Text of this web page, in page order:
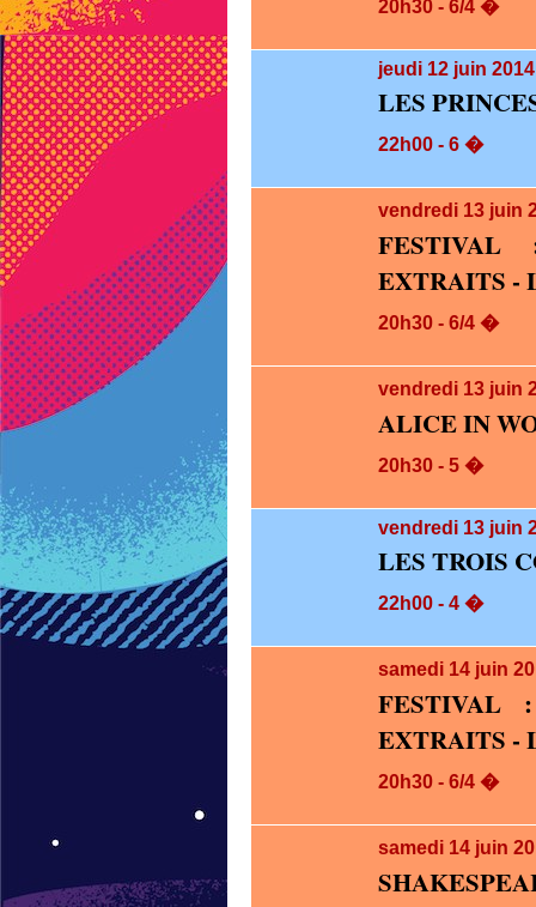
20h30 - 6/4 �
jeudi 12 juin
LES
22h00 - 6 �
vendredi 13 juin
FESTIVAL
EXTRAITS -
20h30 - 6/4 �
vendredi 13 juin
ALICE IN
20h30 - 5 �
vendredi 13 juin
LES TROIS
22h00 - 4 �
samedi 14 juin
FESTIVAL
EXTRAITS -
20h30 - 6/4 �
samedi 14 juin